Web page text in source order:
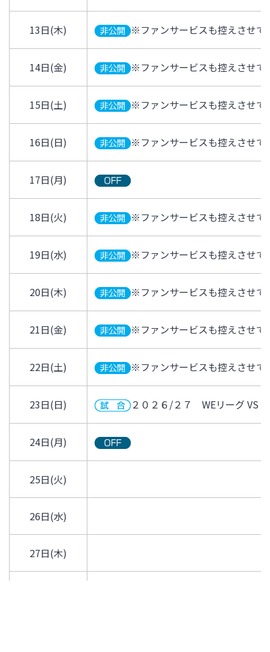
13日(木) ※ファンサービスも控えさせて
14日(金) ※ファンサービスも控えさせて
15日(土) ※ファンサービスも控えさせて
16日(日) ※ファンサービスも控えさせて
17日(月)
18日(火) ※ファンサービスも控えさせて
19日(水) ※ファンサービスも控えさせて
20日(木) ※ファンサービスも控えさせて
21日(金) ※ファンサービスも控えさせて
22日(土) ※ファンサービスも控えさせて
23日(日) ２０２６/２７ WEリーグ VS
24日(月)
25日(火)
26日(水)
27日(木)